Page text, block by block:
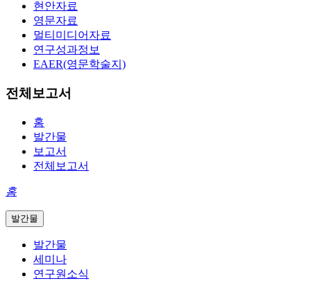
현안자료
영문자료
멀티미디어자료
연구성과정보
EAER(영문학술지)
전체보고서
홈
발간물
보고서
전체보고서
홈
발간물
발간물
세미나
연구원소식